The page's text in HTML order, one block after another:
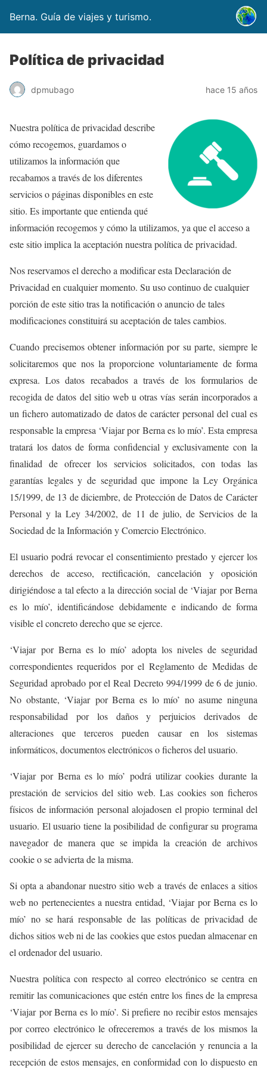
Berna. Guía de viajes y turismo.
Política de privacidad
dpmubago hace 15 años
Nuestra política de privacidad describe
cómo recogemos, guardamos o
utilizamos la información que
recabamos a través de los diferentes
servicios o páginas disponibles en este
sitio. Es importante que entienda qué
información recogemos y cómo la utilizamos, ya que el acceso a
este sitio implica la aceptación nuestra política de privacidad.
Nos reservamos el derecho a modificar esta Declaración de
Privacidad en cualquier momento. Su uso continuo de cualquier
porción de este sitio tras la notificación o anuncio de tales
modificaciones constituirá su aceptación de tales cambios.
Cuando precisemos obtener información por su parte, siempre le
solicitaremos que nos la proporcione voluntariamente de forma
expresa. Los datos recabados a través de los formularios de
recogida de datos del sitio web u otras vías serán incorporados a
un fichero automatizado de datos de carácter personal del cual es
responsable la empresa ‘Viajar por Berna es lo mío’. Esta empresa
tratará los datos de forma confidencial y exclusivamente con la
finalidad de ofrecer los servicios solicitados, con todas las
garantías legales y de seguridad que impone la Ley Orgánica
15/1999, de 13 de diciembre, de Protección de Datos de Carácter
Personal y la Ley 34/2002, de 11 de julio, de Servicios de la
Sociedad de la Información y Comercio Electrónico.
El usuario podrá revocar el consentimiento prestado y ejercer los
derechos de acceso, rectificación, cancelación y oposición
dirigiéndose a tal efecto a la dirección social de ‘Viajar por Berna
es lo mío’, identificándose debidamente e indicando de forma
visible el concreto derecho que se ejerce.
‘Viajar por Berna es lo mío’ adopta los niveles de seguridad
correspondientes requeridos por el Reglamento de Medidas de
Seguridad aprobado por el Real Decreto 994/1999 de 6 de junio.
No obstante, ‘Viajar por Berna es lo mío’ no asume ninguna
responsabilidad por los daños y perjuicios derivados de
alteraciones que terceros pueden causar en los sistemas
informáticos, documentos electrónicos o ficheros del usuario.
‘Viajar por Berna es lo mío’ podrá utilizar cookies durante la
prestación de servicios del sitio web. Las cookies son ficheros
físicos de información personal alojadosen el propio terminal del
usuario. El usuario tiene la posibilidad de configurar su programa
navegador de manera que se impida la creación de archivos
cookie o se advierta de la misma.
Si opta a abandonar nuestro sitio web a través de enlaces a sitios
web no pertenecientes a nuestra entidad, ‘Viajar por Berna es lo
mío’ no se hará responsable de las políticas de privacidad de
dichos sitios web ni de las cookies que estos puedan almacenar en
el ordenador del usuario.
Nuestra política con respecto al correo electrónico se centra en
remitir las comunicaciones que estén entre los fines de la empresa
‘Viajar por Berna es lo mío’. Si prefiere no recibir estos mensajes
por correo electrónico le ofreceremos a través de los mismos la
posibilidad de ejercer su derecho de cancelación y renuncia a la
recepción de estos mensajes, en conformidad con lo dispuesto en